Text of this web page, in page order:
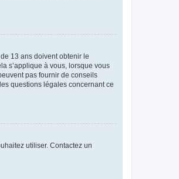
13 ans doivent obtenir le
s’applique à vous, lorsque vous
pas fournir de conseils
questions légales concernant ce
utiliser. Contactez un